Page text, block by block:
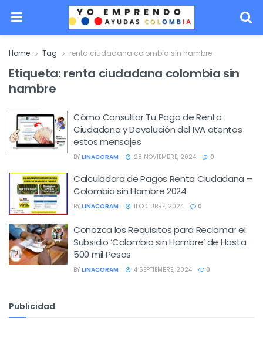
Home Tag renta ciudadana colombia sin hambre
Etiqueta: renta ciudadana colombia sin
hambre
Cómo Consultar Tu Pago de Renta
Ciudadana y Devolución del IVA atentos
estos mensajes
BY LINACORAM 28 NOVIEMBRE, 2024 0
Calculadora de Pagos Renta Ciudadana –
Colombia sin Hambre 2024
BY LINACORAM 11 OCTUBRE, 2024 0
Conozca los Requisitos para Reclamar el
Subsidio ‘Colombia sin Hambre’ de Hasta
500 mil Pesos
BY LINACORAM 4 SEPTIEMBRE, 2024 0
Publicidad